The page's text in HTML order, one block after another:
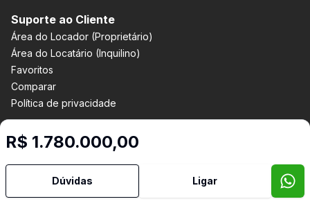
R$ 1.780.000,00
Dúvidas Ligar
Suporte ao Cliente
Área do Locador (Proprietário)
Área do Locatário (Inquilino)
Favoritos
Comparar
Política de privacidade
Selo de Tecnologia Loft